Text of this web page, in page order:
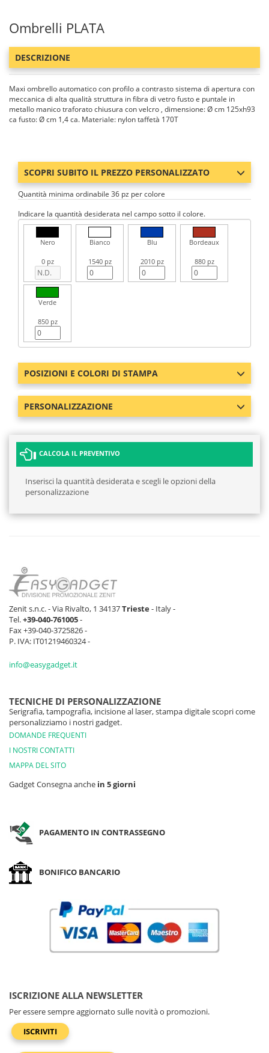
Ombrelli PLATA
DESCRIZIONE
Maxi ombrello automatico con profilo a contrasto sistema di apertura con
meccanica di alta qualità struttura in fibra di vetro fusto e puntale in
metallo manico traforato chiusura con velcro , dimensione: Ø cm 125xh93
ca fusto: Ø cm 1,4 ca. Materiale: nylon taffetà 170T
SCOPRI SUBITO IL PREZZO PERSONALIZZATO
Quantità minima ordinabile 36 pz per colore
Indicare la quantità desiderata nel campo sotto il colore.
Nero
0 pz
Bianco
1540 pz
Blu
2010 pz
Bordeaux
880 pz
Verde
850 pz
POSIZIONI E COLORI DI STAMPA
PERSONALIZZAZIONE
CALCOLA IL PREVENTIVO
Inserisci la quantità desiderata e scegli le opzioni della
personalizzazione
Zenit s.n.c. - Via Rivalto, 1 34137Trieste- Italy -
Tel.+39-040-761005-
Fax +39-040-3725826 -
P. IVA: IT01219460324 -
info@easygadget.it
TECNICHE DI PERSONALIZZAZIONE
Serigrafia, tampografia, incisione al laser, stampa digitale scopri come
personalizziamo i nostri gadget.
DOMANDE FREQUENTI
I NOSTRI CONTATTI
MAPPA DEL SITO
Gadget Consegna anche in 5 giorni
PAGAMENTO IN CONTRASSEGNO
BONIFICO BANCARIO
ISCRIZIONE ALLA NEWSLETTER
Per essere sempre aggiornato sulle novità o promozioni.
ISCRIVITI